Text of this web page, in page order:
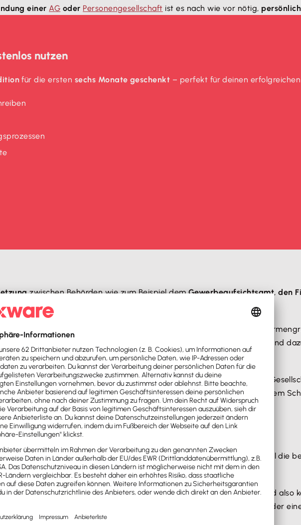
einerAG oder Personengesellschaft ist es nach wie vor nötig,
nutzen
für die ersten sechs Monate geschenkt – perfekt für deinen
zwischen Behörden wie zum Beispiel demGewerbeaufsichtsamt,den
weit fortgeschritten
die Umsetzung der theoretischen einer
dass es zu einem noch ein weiter Weg ist und
gefallen.
EU 2019/1151für den Einsatz digitaler Werkzeuge und Verfahren im
sowie UGbeträchtlich reduziert werden. Gleichzeitig wird mit diesem
möglich
Fortschrittebegeistert sein. Die EU-Gesetzgebung wird auf jeden Fall die
im Kontext der Firmengründung onlinezahlreiche Vorteile.
einen physischen Besuchbeim Notar ihreFirma online gründen, es wird also
oder